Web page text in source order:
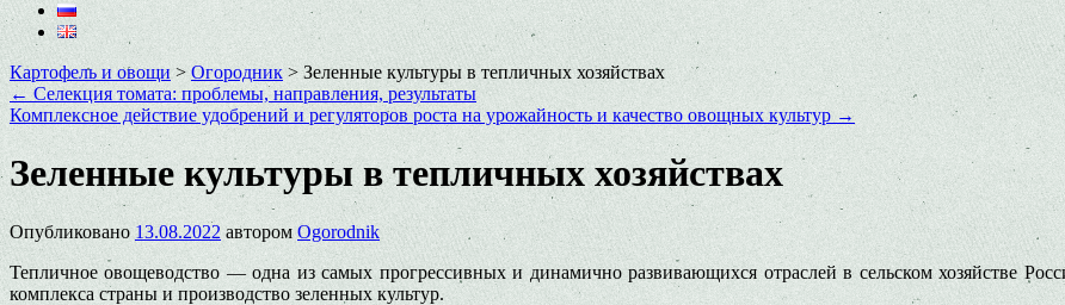
Картофель и овощи > Огородник >Зеленные культуры в тепличных хозяйствах
← Селекция томата: проблемы, направления, результаты
Комплексное действие удобрений и регуляторов роста на урожайность и качество овощных культур →
Зеленные культуры в тепличных хозяйствах
Опубликовано 13.08.2022 автором Ogorodnik
Тепличное овощеводство — одна из самых прогрессивных и динамично развивающихся отраслей в сельском хозяйстве
комплекса страны и производство зеленных культур.